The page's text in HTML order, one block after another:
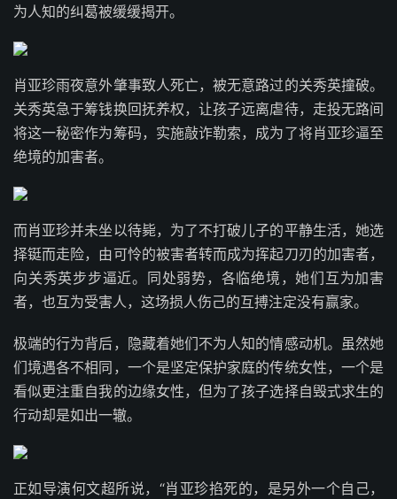
为人知的纠葛被缓缓揭开。
肖亚珍雨夜意外肇事致人死亡，被无意路过的关秀英撞破。
关秀英急于筹钱换回抚养权，让孩子远离虐待，走投无路间
将这一秘密作为筹码，实施敲诈勒索，成为了将肖亚珍逼至
绝境的加害者。
而肖亚珍并未坐以待毙，为了不打破儿子的平静生活，她选
择铤而走险，由可怜的被害者转而成为挥起刀刃的加害者，
向关秀英步步逼近。同处弱势，各临绝境，她们互为加害
者，也互为受害人，这场损人伤己的互搏注定没有赢家。
极端的行为背后，隐藏着她们不为人知的情感动机。虽然她
们境遇各不相同，一个是坚定保护家庭的传统女性，一个是
看似更注重自我的边缘女性，但为了孩子选择自毁式求生的
行动却是如出一辙。
正如导演何文超所说，“肖亚珍掐死的，是另外一个自己，